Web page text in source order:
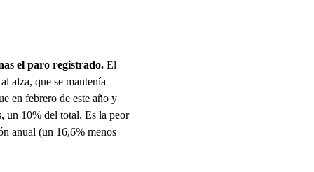
el paro registrado. El
alza, que se mantenía
en febrero de este año y
un 10% del total. Es la peor
anual (un 16,6% menos